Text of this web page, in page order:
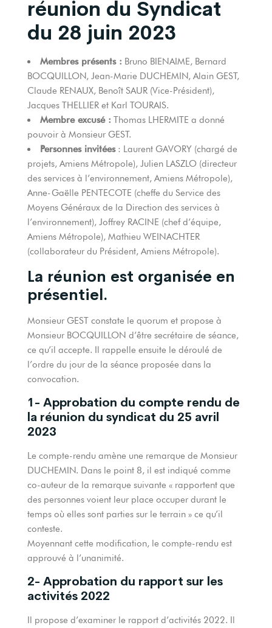
réunion du Syndicat
du 28 juin 2023
Membres présents : Bruno BIENAIME, Bernard
BOCQUILLON, Jean-Marie DUCHEMIN, Alain GEST,
Claude RENAUX, Benoît SAUR (Vice-Président),
Jacques THELLIER et Karl TOURAIS.
Membre excusé : Thomas LHERMITE a donné
pouvoir à Monsieur GEST.
Personnes invitées: Laurent GAVORY (chargé de
projets, Amiens Métropole), Julien LASZLO (directeur
des services à l’environnement, Amiens Métropole),
Anne-Gaëlle PENTECOTE (cheffe du Service des
Moyens Généraux de la Direction des services à
l’environnement), Joffrey RACINE (chef d’équipe,
Amiens Métropole), Mathieu WEINACHTER
(collaborateur du Président, Amiens Métropole).
La réunion est organisée en
présentiel.
Monsieur GEST constate le quorum et propose à
Monsieur BOCQUILLON d’être secrétaire de séance,
ce qu’il accepte. Il rappelle ensuite le déroulé de
l’ordre du jour de la séance proposée dans la
convocation.
1- Approbation du compte rendu de
la réunion du syndicat du 25 avril
2023
Le compte-rendu amène une remarque de Monsieur
DUCHEMIN. Dans le point 8, il est indiqué comme
co-auteur de la remarque suivante « rapportent que
des personnes voient leur place occuper durant le
temps où elles sont parties sur le terrain » ce qu’il
conteste.
Moyennant cette modification, le compte-rendu est
approuvé à l’unanimité.
2- Approbation du rapport sur les
activités 2022
Il propose d’examiner le rapport d’activités 2022. Il